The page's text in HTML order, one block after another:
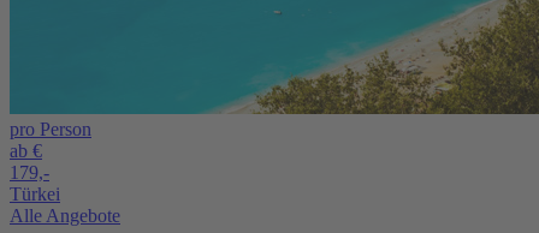
pro Person
ab €
179,-
Türkei
Alle Angebote